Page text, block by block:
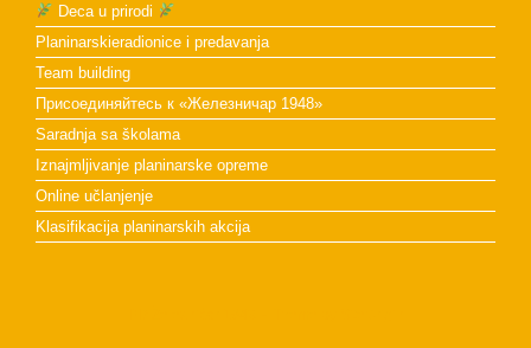
Deca u prirodi
Planinarskieradionice i predavanja
Team building
Присоединяйтесь к «Железничар 1948»
Saradnja sa školama
Iznajmljivanje planinarske opreme
Online učlanjenje
Klasifikacija planinarskih akcija